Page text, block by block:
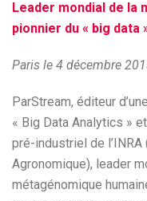
Leader mondial de la
pionnier du « big data
Paris le 4 décembre
ParStream, éditeur
« Big Data Analytics »
pré-industriel de
Agronomique), leader
métagénomique